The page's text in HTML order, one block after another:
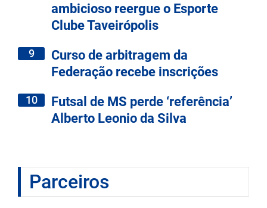
ambicioso reergue o Esporte
Clube Taveirópolis
9
Curso de arbitragem da
Federação recebe inscrições
10
Futsal de MS perde ‘referência’
Alberto Leonio da Silva
Parceiros